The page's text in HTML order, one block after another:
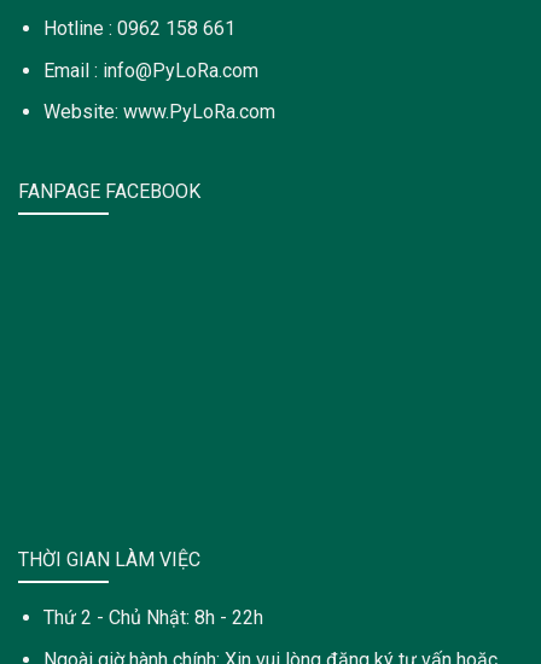
Hotline : 0962 158 661
Email : info@PyLoRa.com
Website: www.PyLoRa.com
FANPAGE FACEBOOK
THỜI GIAN LÀM VIỆC
Thứ 2 - Chủ Nhật: 8h - 22h